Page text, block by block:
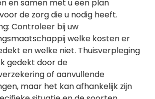
en samen met u een plan
de zorg die u nodig heeft.
Controleer bij uw
welke kosten er
en welke niet. Thuisverpleging
gedekt door de
of aanvullende
maar het kan afhankelijk zijn